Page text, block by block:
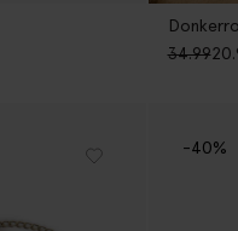
34.99
-40%